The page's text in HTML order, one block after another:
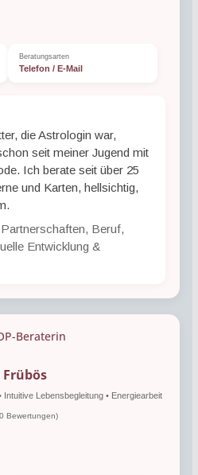
Beratungsarten
Telefon / E-Mail
die Astrologin war,
seit meiner Jugend mit
Ich berate seit über 25
und Karten, hellsichtig,
Beruf,
Entwicklung &
Beraterin
Intuitive Lebensbegleitung • Energiearbeit
Bewertungen)